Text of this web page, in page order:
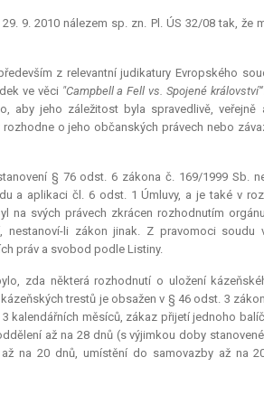
9. 2010 nálezem sp. zn. Pl. ÚS 32/08 tak, že
z relevantníjudikatury Evropského
ve věci "Campbell a Fell vs. Spojené království“
aby jeho záležitost byla spravedlivě, veřejně
o jeho občanských právech nebo
§ 76 odst. 6 zákona č. 169/1999 Sb.
a aplikaci čl. 6 odst. 1 Úmluvy, a je také v
na svých právech zkrácen rozhodnutím
nestanoví-li zákon jinak. Z pravomoci
práv a svobod podle Listiny.
zda některá rozhodnutí o uložení
trestů je obsažen v § 46 odst. 3
kalendářních měsíců, zákaz přijetí jednoho
až na 28 dnů (s výjimkou doby
na 20 dnů, umístění do samovazby až na